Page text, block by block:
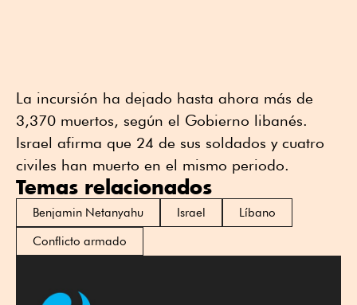
La incursión ha dejado hasta ahora más de
3,370 muertos, según el Gobierno libanés.
Israel afirma que 24 de sus soldados y cuatro
civiles han muerto en el mismo periodo.
Temas relacionados
Benjamin Netanyahu Israel
Líbano
Conflicto armado